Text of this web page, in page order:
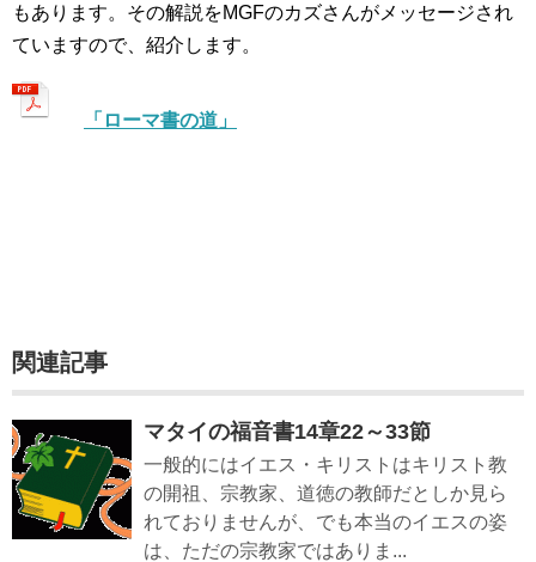
もあります。その解説をMGFのカズさんがメッセージされ
ていますので、紹介します。
「ローマ書の道」
関連記事
マタイの福音書14章22～33節
一般的にはイエス・キリストはキリスト教
の開祖、宗教家、道徳の教師だとしか見ら
れておりませんが、でも本当のイエスの姿
は、ただの宗教家ではありま...